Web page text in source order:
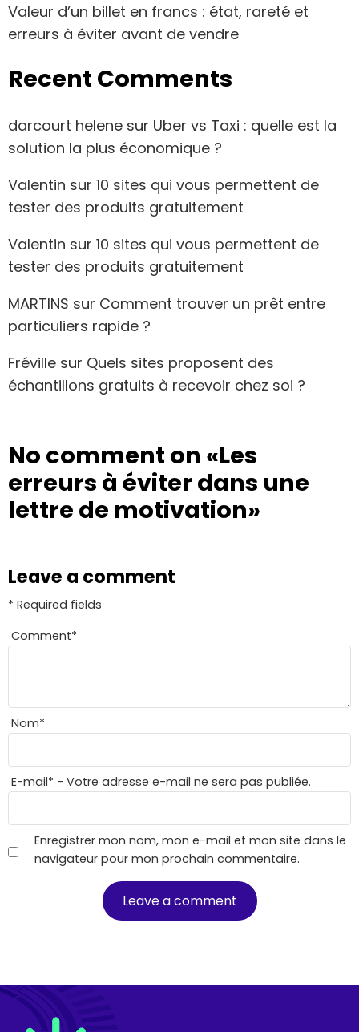
Valeur d’un billet en francs : état, rareté et
erreurs à éviter avant de vendre
Recent Comments
darcourt helene sur Uber vs Taxi : quelle est la
solution la plus économique ?
Valentin sur 10 sites qui vous permettent de
tester des produits gratuitement
Valentin sur 10 sites qui vous permettent de
tester des produits gratuitement
MARTINS sur Comment trouver un prêt entre
particuliers rapide ?
Fréville sur Quels sites proposent des
échantillons gratuits à recevoir chez soi ?
No comment on «Les
erreurs à éviter dans une
lettre de motivation»
Leave a comment
* Required fields
Comment*
Nom*
E-mail* - Votre adresse e-mail ne sera pas publiée.
Enregistrer mon nom, mon e-mail et mon site dans le
navigateur pour mon prochain commentaire.